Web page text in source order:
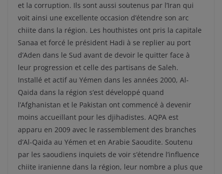
et la corruption. Ils sont aussi soutenus par l’Iran qui
voit ainsi une excellente occasion d’étendre son arc
chiite dans la région. Les houthistes ont pris la capitale
Sanaa et forcé le président Hadi à se replier au port
d’Aden dans le Sud avant de devoir le quitter face à
leur progression et celle des partisans de Saleh.
Installé et actif au Yémen dans les années 2000, Al-
Qaida dans la région s’est développé quand
l’Afghanistan et le Pakistan ont commencé à devenir
moins accueillant pour les djihadistes. AQPA est
apparu en 2009 avec le rassemblement des branches
d’Al-Qaida au Yémen et en Arabie Saoudite. Soutenu
par les saoudiens inquiets de voir s’étendre l’influence
chiite iranienne dans la région, leur nombre a plus que